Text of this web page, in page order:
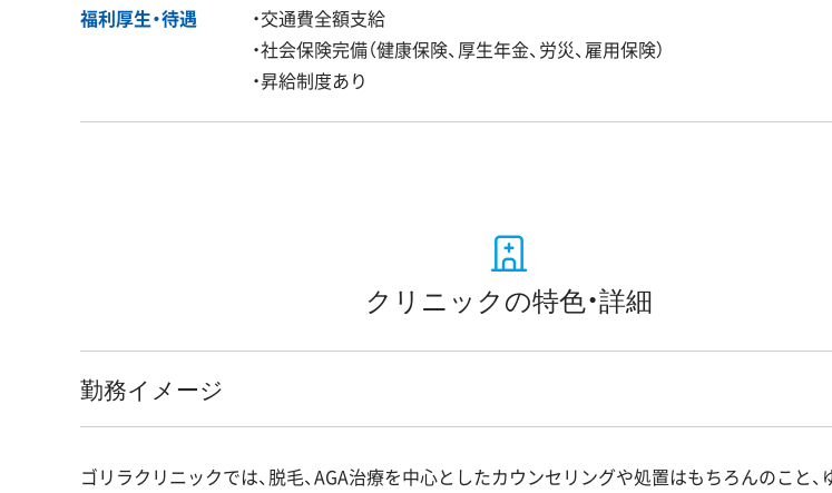
福利厚生・待遇
・交通費全額支給
・社会保険完備（健康保険、厚生年金、労災、雇用保険）
・昇給制度あり
クリニックの特色・詳細
勤務イメージ
ゴリラクリニックでは、脱毛、AGA治療を中心としたカウンセリングや処置はもちろんのこと、